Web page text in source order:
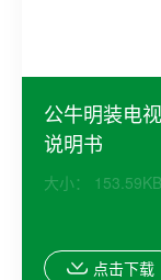
公牛明装电
说明书
大小： 153.59KB
点击下载